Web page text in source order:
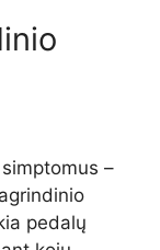
–
pedalų